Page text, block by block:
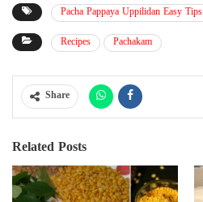
Pacha Pappaya Uppilidan Easy Tips
Recipes Pachakam
Share
Related Posts